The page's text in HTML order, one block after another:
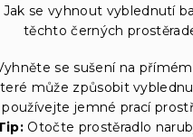
Jak se vyhnout vyblednutí
těchto černých
se sušení na
může způsobit
používejte jemné prací
Otočte prostěradlo